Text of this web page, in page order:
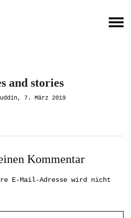
and stories
7. März 2019
Kommentar
E-Mail-Adresse wird nicht